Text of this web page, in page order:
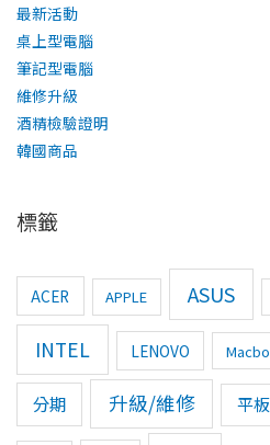
最新活動
桌上型電腦
筆記型電腦
維修升級
酒精檢驗證明
韓國商品
標籤
ACER APPLE ASUS
INTEL LENOVO
分期 升級/維修 平板